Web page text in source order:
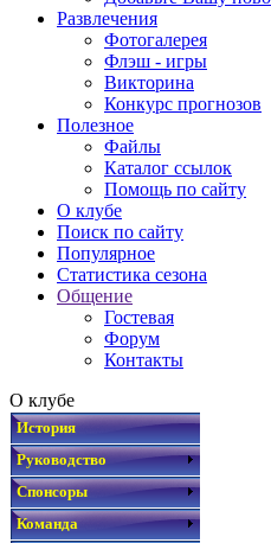
Развлечения
Фотогалерея
Флэш - игры
Викторина
Конкурс прогнозов
Полезное
Файлы
Каталог ссылок
Помощь по сайту
О клубе
Поиск по сайту
Популярное
Статистика сезона
Общение
Гостевая
Форум
Контакты
О клубе
История
Руководство
Спонсоры
Команда